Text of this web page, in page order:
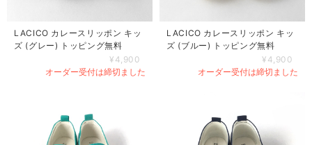
LACICO カレースリッポン キッ
ズ (グレー) トッピング無料
¥4,900
オーダー受付は締切ました
LACICO カレースリッポン キッ
ズ (ブルー) トッピング無料
¥4,900
オーダー受付は締切ました